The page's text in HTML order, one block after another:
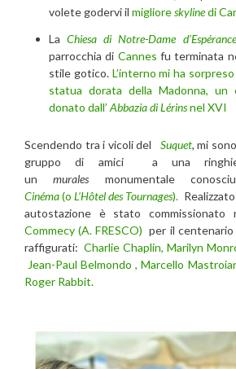
volete godervi il miglioreskylinedi
LaChiesa di Notre-Dame d’Espérance
parrocchia di Cannesfu terminata
stile gotico. L’interno mi ha
statua dorata della Madonna, un
donato dall’ Abbazia di Lérinsnel XVI
Scendendo tra i vicoli del Suquet, mi
gruppo di amici a una
unmurales monumentale
Cinéma(oL’Hôtel des Tournages).
autostazione è stato
Commecy (A. FRESCO) per il centenario
raffigurati:Charlie Chaplin, Marilyn
Jean-Paul Belmondo , Marcello
Roger Rabbit.